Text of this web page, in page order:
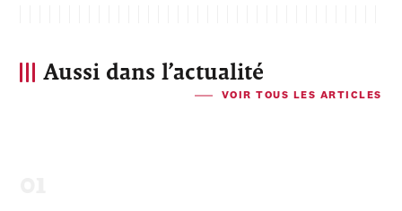
Aussi dans l’actualité
VOIR TOUS LES ARTICLES